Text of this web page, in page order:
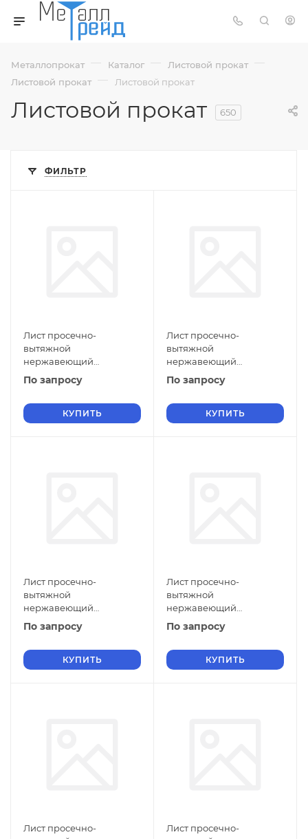
Металлопрокат — Каталог — Листовой прокат —
Листовой прокат — Листовой прокат
Листовой прокат 650
ФИЛЬТР
Лист просечно-
вытяжной
нержавеющий
5х1250х2500 мм ПВЛ 308
12Х17 ГОСТ 8706-78
По запросу
КУПИТЬ
Лист просечно-
вытяжной
нержавеющий
5х1100х2000 мм ПВЛ 308
12Х17 ГОСТ 8706-78
По запросу
КУПИТЬ
Лист просечно-
вытяжной
нержавеющий
5х1000х1500 мм ПВЛ 308
12Х17 ГОСТ 8706-78
По запросу
КУПИТЬ
Лист просечно-
вытяжной
нержавеющий
5х900х3000 мм ПВЛ 308
12Х17 ГОСТ 8706-78
По запросу
КУПИТЬ
Лист просечно-
Лист просечно-